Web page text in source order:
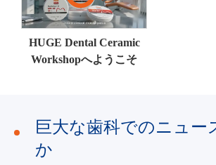
HUGE Dental Ceramic
Workshopへようこそ
巨大な歯科でのニュー
か